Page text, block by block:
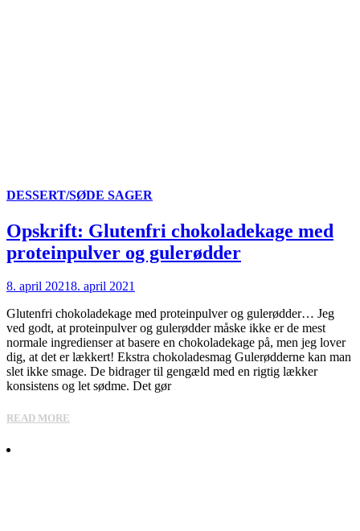
DESSERT/SØDE SAGER
Opskrift: Glutenfri chokoladekage med
proteinpulver og gulerødder
8. april 20218. april 2021
Glutenfri chokoladekage med proteinpulver og gulerødder… Jeg
ved godt, at proteinpulver og gulerødder måske ikke er de mest
normale ingredienser at basere en chokoladekage på, men jeg lover
dig, at det er lækkert! Ekstra chokoladesmag Gulerødderne kan man
slet ikke smage. De bidrager til gengæld med en rigtig lækker
konsistens og let sødme. Det gør
READ MORE